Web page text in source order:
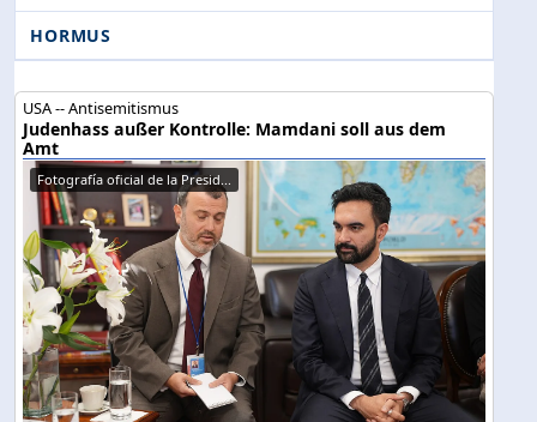
HORMUS
USA -- Antisemitismus
Judenhass außer Kontrolle: Mamdani soll aus dem
Amt
Fotografía oficial de la Presid...